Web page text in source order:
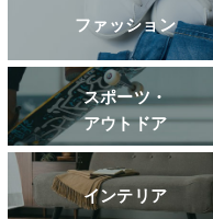
ファッション
スポーツ・
アウトドア
インテリア